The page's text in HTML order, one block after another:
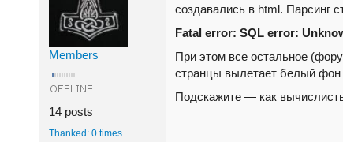
Members
14 posts
Thanked: 0 times
создавались в html. Парсинг
Fatal error: SQL error:
При этом все остальное
странцы вылетает белый фон
Подскажите — как